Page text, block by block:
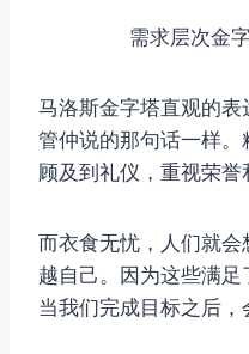
需求层次金
马洛斯金字塔直观的
管仲说的那句话一样
顾及到礼仪，重视荣誉
而衣食无忧，人们就
越自己。因为这些满足
当我们完成目标之后，